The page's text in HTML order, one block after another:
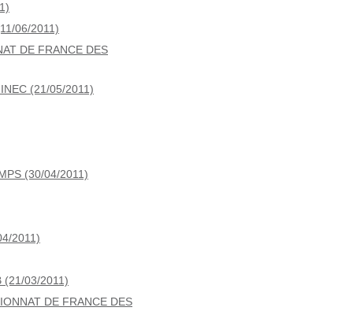
06/2011)
DE FRANCE DES
(21/05/2011)
(30/04/2011)
2011)
(21/03/2011)
DE FRANCE DES